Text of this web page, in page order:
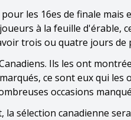
les 16es de finale
à la feuille d'érable,
trois ou quatre jours
Ils les ont
ce sont eux qui
occasions
sélection canadienne